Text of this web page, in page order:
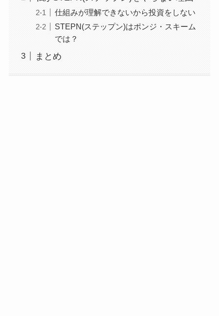
仕組みが理解できないから投資をしない
STEPN(ステップン)はポンジ・スキーム
では？
まとめ